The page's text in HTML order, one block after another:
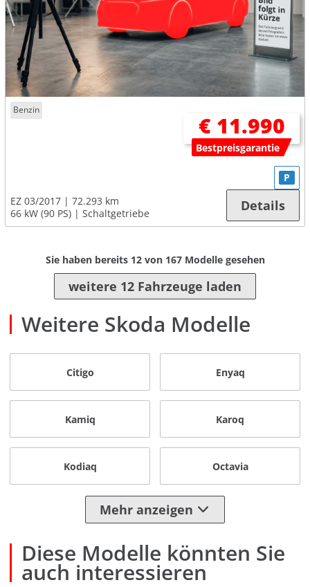
Benzin
€ 11.990
Bestpreisgarantie
EZ 03/2017
72.293 km
66 kW (90 PS)
Schaltgetriebe
P
Details
Sie haben bereits 12von 167Modelle gesehen
weitere 12 Fahrzeuge laden
Weitere Skoda Modelle
Citigo Enyaq
Kamiq Karoq
Kodiaq Octavia
Mehr anzeigen
Diese Modelle könnten Sie
auch interessieren